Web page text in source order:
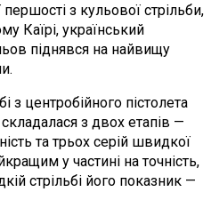
з кульової стрільби,
Каїрі, український
піднявся на найвищу
з центробійного пістолета
з двох етапів —
та трьох серій швидкої
у частині на точність,
стрільбі його показник —